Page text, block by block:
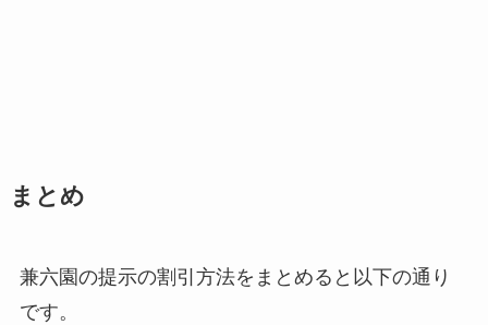
まとめ
兼六園の提示の割引方法をまとめると以下の通り
です。